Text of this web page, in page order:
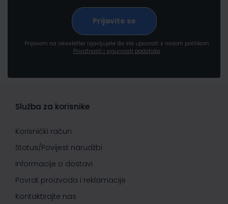
Prijavom na newsletter izjavljujete da ste upoznati s našom politikom
Privatnosti i sigurnosti podataka
Služba za korisnike
Korisnički račun
Status/Povijest narudžbi
Informacije o dostavi
Povrat proizvoda i reklamacije
Kontaktirajte nas